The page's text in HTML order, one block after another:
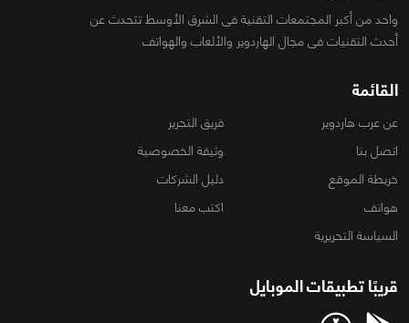
واحد من أكبر المجتمعات التقنية فى الشرق الأوسط تتحدث عن
أحدث التقنيات فى مجال الهاردوير والألعاب والهواتف
القائمة
عن عرب هاردوير
فريق التحرير
اتصل بنا
وثيقة الخصوصية
خريطة الموقع
دليل الشركات
هواتف
اكتب معنا
السياسة التحريرية
قريبًا تطبيقات الموبايل